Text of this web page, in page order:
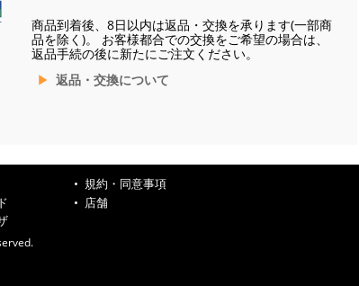
商品到着後、8日以内は返品・交換を承ります(一部商
品を除く)。 お客様都合での交換をご希望の場合は、
返品手続の後に新たにご注文ください。
返品・交換について
規約・同意事項
店舗